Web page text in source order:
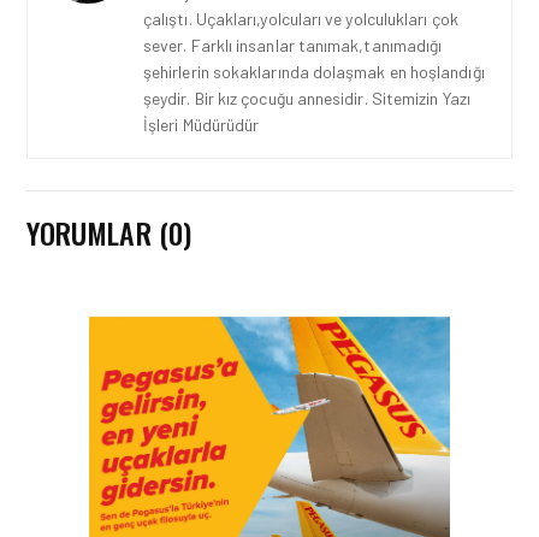
çalıştı. Uçakları,yolcuları ve yolculukları çok
sever. Farklı insanlar tanımak,tanımadığı
şehirlerin sokaklarında dolaşmak en hoşlandığı
şeydir. Bir kız çocuğu annesidir. Sitemizin Yazı
İşleri Müdürüdür
YORUMLAR (0)
HAVAALANI • 05 AĞU 2026
İSTANBUL VALI
YARDIMCISI BEKIR
DINKIRCI’DEN KONTROL
KULESI’NE ZIYARET
HAVAALANI • 05 AĞU 2026